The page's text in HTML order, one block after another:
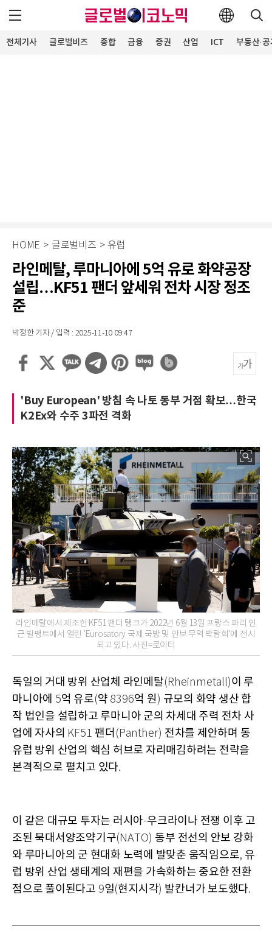
전체기사 글로벌비즈 종합 금융 증권 산업 ICT 부동산·
HOME > 글로벌비즈 > 유럽
라인메탈, 루마니아에 5억 유로 화약공장
설립…KF51 팬더 앞세워 전차 시장 정조
준
박정한 기자 / 입력 : 2025-11-10 09:47
'Buy European' 방침 속 나토 동부 거점 확보…한국
K2Ex와 수주 3파전 격화
라인메탈에서 제조한 KF51 팬더 탱크가 2022년 6월 13일 프랑스 파리 인
근 빌팽트에서 열린 'Eurosatory 국제 국방 및 안보 무역 박람회'에 전시
되고 있다. 사진=로이터
독일의 거대 방위 산업체 라인메탈(Rheinmetall)이 루
마니아에 5억 유로(약 8396억 원) 규모의 화약 생산 합
작 법인을 설립하고 루마니아 군의 차세대 주력 전차 사
업에 자사의 KF51팬더 (Panther) 전차를 제안하며 동
유럽 방위 산업의 핵심 허브로 자리매김하려는 전략을
본격적으로 펼치고 있다.
이 같은 대규모 투자는 러시아-우크라이나 전쟁 이후 고
조된 북대서양조약기구(NATO) 동부 전선의 안보 강화
와 루마니아의 군 현대화 노력에 발맞춘 움직임으로, 유
럽 방위 산업 생태계의 재편을 가속화하는 중요한 전환
점으로 풀이된다고 9일(현지시각) 발칸너가 보도했다.